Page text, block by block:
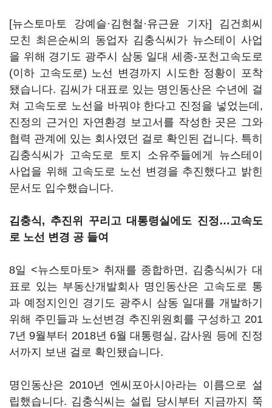
[뉴스토마토 강예슬·김현철·유근윤 기자] 김건희씨
모친 최은순씨의 동업자 김충식씨가 뉴스테이 사업
을 위해 경기도 광주시 삼동 일대 세종-포천고속도로
(이하 고속도로) 노선 변경까지 시도한 정황이 포착
됐습니다. 김씨가 대표로 있는 명인동산은 수년에 걸
쳐 고속도로 노선을 바꿔야 한다고 진정을 넣었는데,
진정의 근거인 자연환경 보고서를 작성한 곳은 그와
협력 관계에 있는 회사였던 걸로 확인된 겁니다. 특히
김충식씨가 고속도로 토지 소유주들에게 뉴스테이
사업을 위해 고속도로 노선 변경을 추진했다고 밝힌
문서도 입수했습니다.
김충식, 추진위 꾸리고 대통령실에도 진정…고속도
로 노선 변경 공 들여
8일 <뉴스토마토> 취재를 종합하면, 김충식씨가 대
표로 있는 부동산개발회사 명인동산은 고속도로 통
과 예정지인인 경기도 광주시 삼동 일대를 개발하기
위해 주민들과 노선변경 추진위원회를 구성하고 201
7년 9월부터 2018년 6월 대통령실, 감사원 등에 진정
서까지 보낸 걸로 확인됐습니다.
명인동산은 2010년 엔씨포아시아라는 이름으로 설
립했습니다. 김충식씨는 설립 당시부터 지금까지 쭉